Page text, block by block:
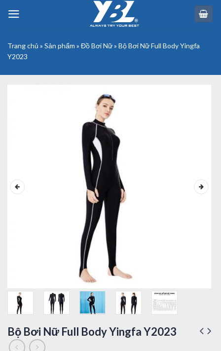
Trang chủ » Sản phẩm » Đồ Bơi Nữ» Bộ Bơi Nữ Full Body Yingfa
Y2023
Bộ Bơi Nữ Full Body Yingfa Y2023